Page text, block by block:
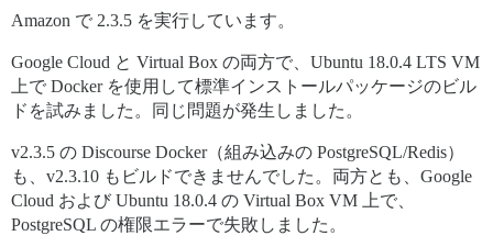
Amazon で 2.3.5 を実行しています。
Google Cloud と Virtual Box の両方で、Ubuntu 18.0.4 LTS VM
上で Docker を使用して標準インストールパッケージのビル
ドを試みました。同じ問題が発生しました。
v2.3.5 の Discourse Docker（組み込みの PostgreSQL/Redis）
も、v2.3.10 もビルドできませんでした。両方とも、Google
Cloud および Ubuntu 18.0.4 の Virtual Box VM 上で、
PostgreSQL の権限エラーで失敗しました。